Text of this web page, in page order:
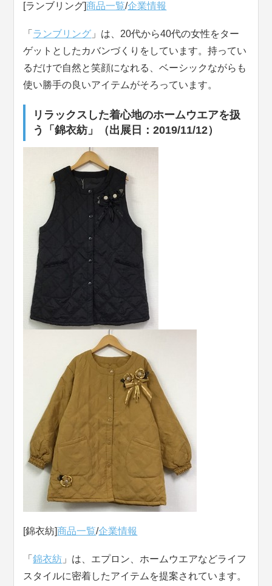
[ランブリング]商品一覧/企業情報
「 ランブリング 」は、20代から40代の女性をター
ゲットとしたカバンづくりをしています。持ってい
るだけで自然と笑顔になれる、ベーシックながらも
使い勝手の良いアイテムがそろっています。
リラックスした着心地のホームウエアを扱
う「錦衣紡」（出展日：2019/11/12）
[錦衣紡]商品一覧/企業情報
「錦衣紡 」は、エプロン、ホームウエアなどライフ
スタイルに密着したアイテムを提案されています。